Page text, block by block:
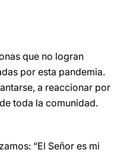
que no logran
por esta pandemia.
a reaccionar por
toda la comunidad.
“El Señor es mi